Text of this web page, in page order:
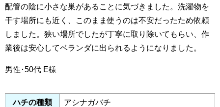
配管の陰に小さな巣があることに気づきました。洗濯物を
干す場所にも近く、このまま使うのは不安だったため依頼
しました。狭い場所でしたが丁寧に取り除いてもらい、作
業後は安心してベランダに出られるようになりました。
男性･50代 E様
ハチの種類 アシナガバチ